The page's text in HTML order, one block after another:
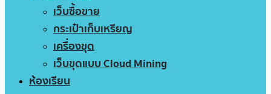
เว็บซื้อขาย
กระเป๋าเก็บเหรียญ
เครื่องขุด
เว็บขุดแบบ Cloud Mining
ห้องเรียน